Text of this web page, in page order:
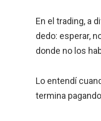
En el trading, a
dedo: esperar,
donde no los
Lo entendí
termina